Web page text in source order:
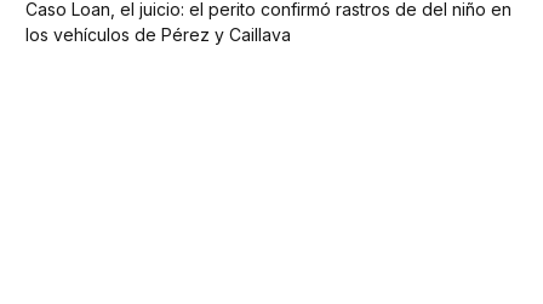
Caso Loan, el juicio: el perito confirmó rastros de del niño en
los vehículos de Pérez y Caillava